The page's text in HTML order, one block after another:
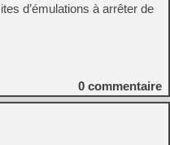
d’émulations à arrêter de
0 commentaire